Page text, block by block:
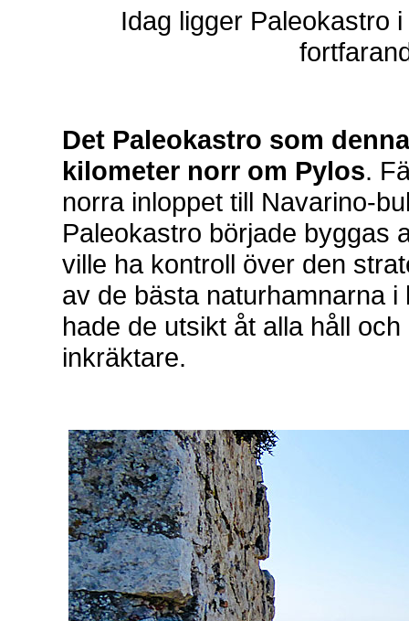
Idag ligger Paleokastro
Det Paleokastro som
kilometer norr om Pylos.
norra inloppet till Navarino-
Paleokastro började byggas
ville ha kontroll över den
av de bästa naturhamnarna
hade de utsikt åt alla håll
inkräktare.